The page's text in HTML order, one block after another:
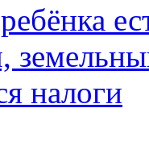
налоги